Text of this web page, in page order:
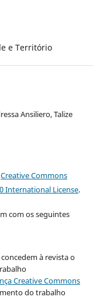
e Território
Ansiliero, Talize
Creative Commons
International License.
com os seguintes
à revista o
Creative Commons
do trabalho